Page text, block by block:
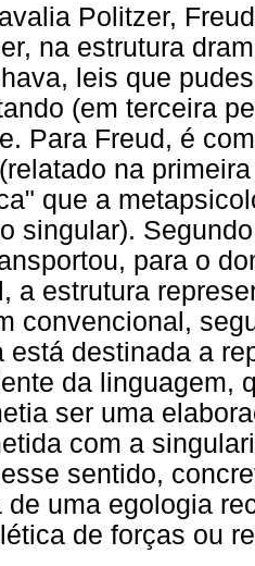
Politzer,
na estrutura
leis que
(em terceira
Para Freud, é
na
que a
singular).
para o
a estrutura
convencional,
está destinada a
da linguagem,
ser uma
com a
sentido,
de uma egologia
de forças ou